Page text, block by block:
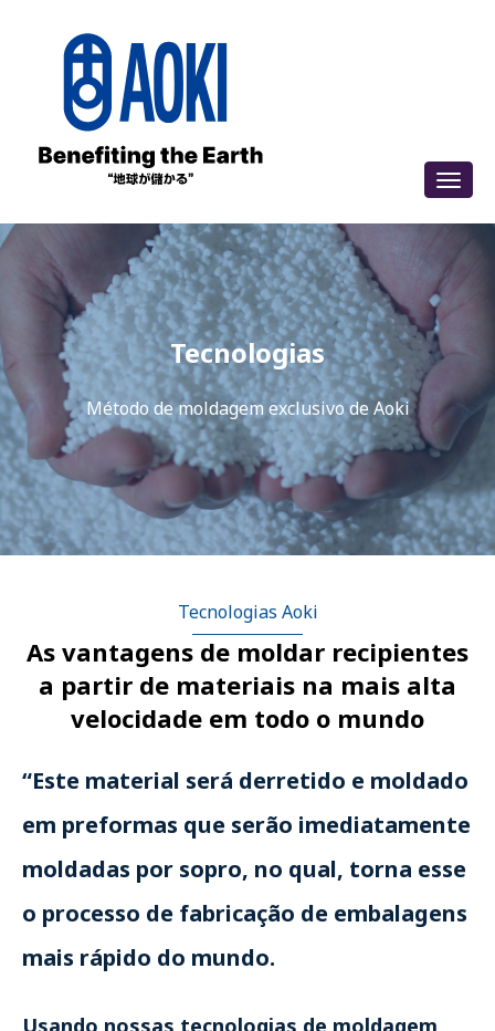
Tecnologias
Método de moldagem exclusivo de Aoki
Tecnologias Aoki
As vantagens de moldar recipientes
a partir de materiais na mais alta
velocidade em todo o mundo
“Este material será derretido e moldado
em preformas que serão imediatamente
moldadas por sopro, no qual, torna esse
o processo de fabricação de embalagens
mais rápido do mundo.
Usando nossas tecnologias de moldagem